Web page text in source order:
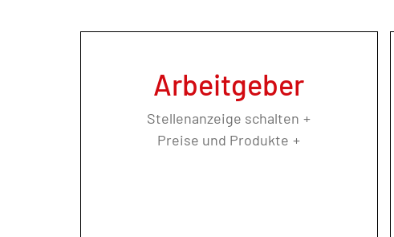
Arbeitgeber
Stellenanzeige schalten
Preise und Produkte